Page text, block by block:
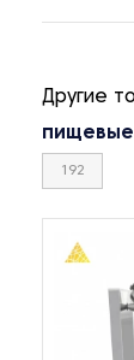
Другие
пищевые
192